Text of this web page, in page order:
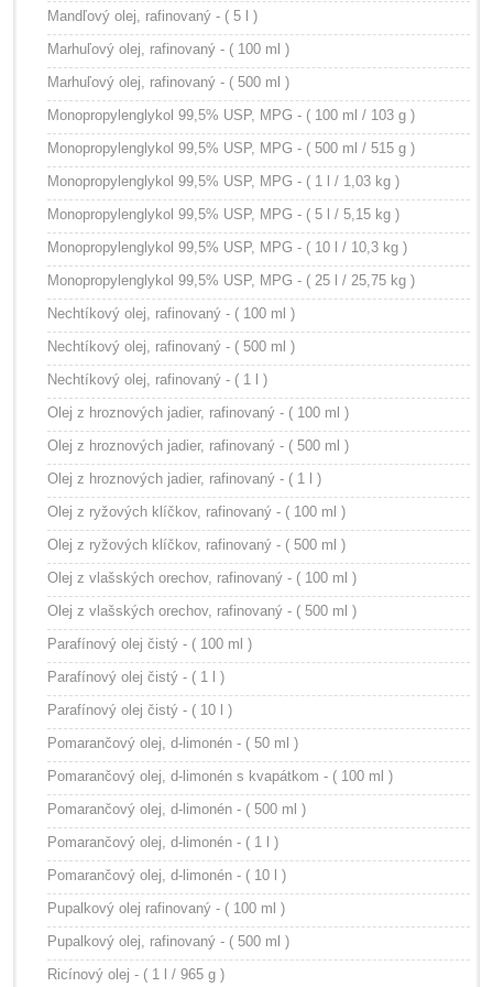
Mandľový olej, rafinovaný - ( 5 l )
Marhuľový olej, rafinovaný - ( 100 ml )
Marhuľový olej, rafinovaný - ( 500 ml )
Monopropylenglykol 99,5% USP, MPG - ( 100 ml / 103 g )
Monopropylenglykol 99,5% USP, MPG - ( 500 ml / 515 g )
Monopropylenglykol 99,5% USP, MPG - ( 1 l / 1,03 kg )
Monopropylenglykol 99,5% USP, MPG - ( 5 l / 5,15 kg )
Monopropylenglykol 99,5% USP, MPG - ( 10 l / 10,3 kg )
Monopropylenglykol 99,5% USP, MPG - ( 25 l / 25,75 kg )
Nechtíkový olej, rafinovaný - ( 100 ml )
Nechtíkový olej, rafinovaný - ( 500 ml )
Nechtíkový olej, rafinovaný - ( 1 l )
Olej z hroznových jadier, rafinovaný - ( 100 ml )
Olej z hroznových jadier, rafinovaný - ( 500 ml )
Olej z hroznových jadier, rafinovaný - ( 1 l )
Olej z ryžových klíčkov, rafinovaný - ( 100 ml )
Olej z ryžových klíčkov, rafinovaný - ( 500 ml )
Olej z vlašských orechov, rafinovaný - ( 100 ml )
Olej z vlašských orechov, rafinovaný - ( 500 ml )
Parafínový olej čistý - ( 100 ml )
Parafínový olej čistý - ( 1 l )
Parafínový olej čistý - ( 10 l )
Pomarančový olej, d-limonén - ( 50 ml )
Pomarančový olej, d-limonén s kvapátkom - ( 100 ml )
Pomarančový olej, d-limonén - ( 500 ml )
Pomarančový olej, d-limonén - ( 1 l )
Pomarančový olej, d-limonén - ( 10 l )
Pupalkový olej rafinovaný - ( 100 ml )
Pupalkový olej, rafinovaný - ( 500 ml )
Ricínový olej - ( 1 l / 965 g )